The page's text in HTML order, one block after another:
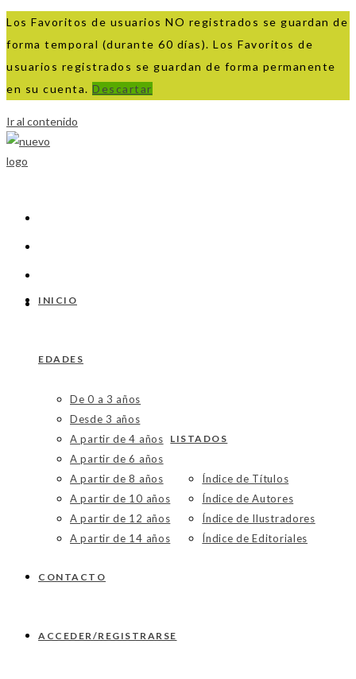
Los Favoritos de usuarios NO registrados se guardan de
forma temporal (durante 60 días). Los Favoritos de
usuarios registrados se guardan de forma permanente
en su cuenta. Descartar
Ir al contenido
INICIO
EDADES
De 0 a 3 años
Desde 3 años
A partir de 4 años
A partir de 6 años
A partir de 8 años
A partir de 10 años
A partir de 12 años
A partir de 14 años
LISTADOS
Índice de Títulos
Índice de Autores
Índice de Ilustradores
Índice de Editoriales
CONTACTO
ACCEDER/REGISTRARSE